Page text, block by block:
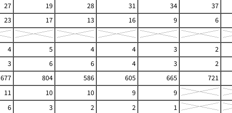
27 19 28 31 34
37
23 17 13 16 9
6
4 5 4 4 3
2
3 6 6 4 3
2
677 804 586 605 665
721
11 10 10 9
9
6 3 2 2
1